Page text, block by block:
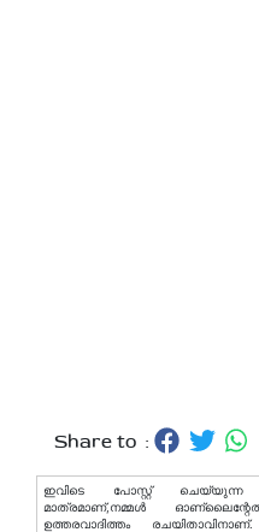
Share to :
ഇവിടെ പോസ്റ്റ് ചെയ്യുന്ന
മാത്രമാണ്,നമ്മൾ
ഉത്തരവാദിത്തം